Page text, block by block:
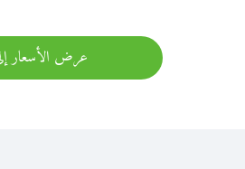
عرض الأسعار